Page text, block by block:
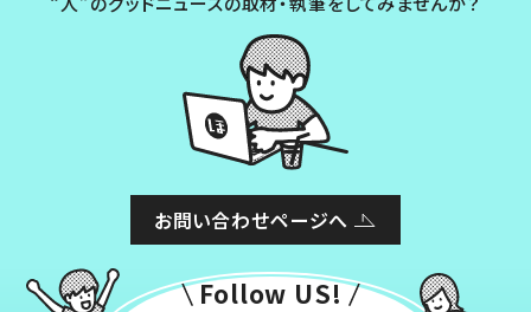
お問い合わせページへ
Follow US!